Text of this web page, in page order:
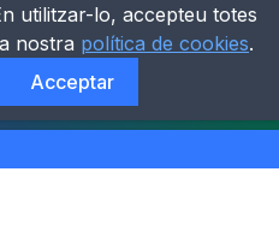
utilitzar-lo, accepteu totes
nostra política de cookies.
Acceptar